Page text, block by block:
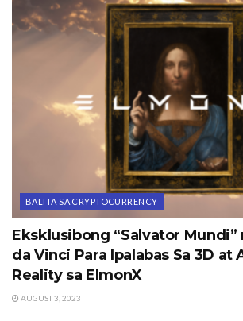
BALITA SA CRYPTOCURRENCY
Eksklusibong “Salvator
da Vinci Para Ipalabas Sa 3D at
Reality sa ElmonX
AUGUST 3, 2023